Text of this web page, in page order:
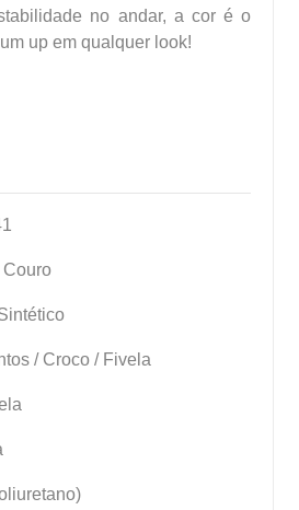
no andar, a cor é o
up em qualquer look!
Couro
/ Croco / Fivela